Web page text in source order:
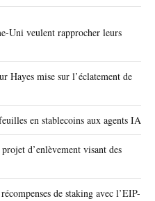
Uni veulent rapprocher leurs
mise sur l’éclatement de
en stablecoins aux agents IA
d’enlèvement visant des
de staking avec l’EIP-